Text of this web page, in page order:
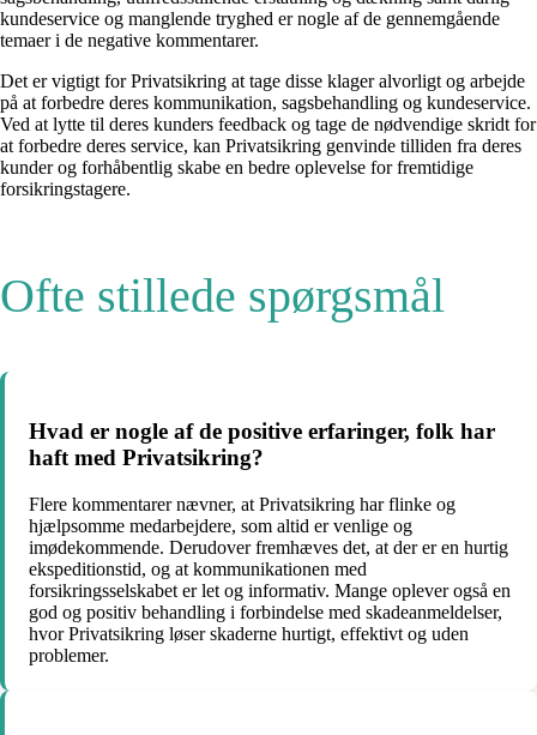
kundeservice og manglende tryghed er nogle af de gennemgående
temaer i de negative kommentarer.
Det er vigtigt for Privatsikring at tage disse klager alvorligt og arbejde
på at forbedre deres kommunikation, sagsbehandling og kundeservice.
Ved at lytte til deres kunders feedback og tage de nødvendige skridt for
at forbedre deres service, kan Privatsikring genvinde tilliden fra deres
kunder og forhåbentlig skabe en bedre oplevelse for fremtidige
forsikringstagere.
Ofte stillede spørgsmål
Hvad er nogle af de positive erfaringer, folk har
haft med Privatsikring?
Flere kommentarer nævner, at Privatsikring har flinke og
hjælpsomme medarbejdere, som altid er venlige og
imødekommende. Derudover fremhæves det, at der er en hurtig
ekspeditionstid, og at kommunikationen med
forsikringsselskabet er let og informativ. Mange oplever også en
god og positiv behandling i forbindelse med skadeanmeldelser,
hvor Privatsikring løser skaderne hurtigt, effektivt og uden
problemer.